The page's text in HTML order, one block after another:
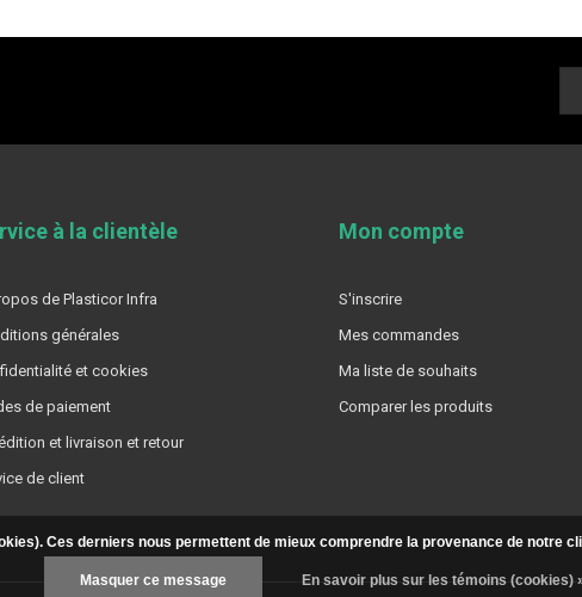
à la clientèle
de Plasticor Infra
générales
et cookies
de paiement
et livraison et retour
de client
Mon compte
S'inscrire
Mes commandes
Ma liste de souhaits
Comparer les produits
Ces derniers nous permettent de mieux comprendre la provenance de notre
Masquer ce message En savoir plus sur les témoins (cookies)